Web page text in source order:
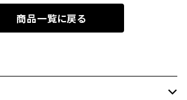
商品一覧に戻る